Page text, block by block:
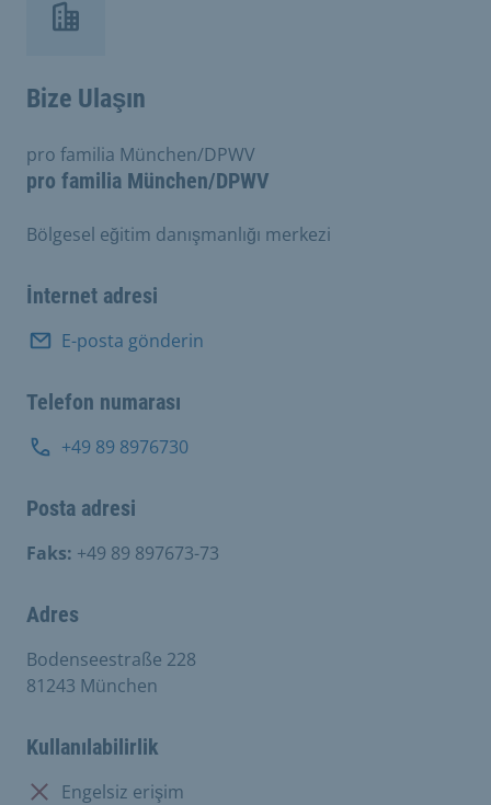
Bize Ulaşın
pro familia München/DPWV
pro familia München/DPWV
Bölgesel eğitim danışmanlığı merkezi
İnternet adresi
E-posta gönderin
Telefon numarası
+49 89 8976730
Posta adresi
Faks: +49 89 897673-73
Adres
Bodenseestraße 228
81243 München
Kullanılabilirlik
Mevcut değil:
Engelsiz erişim